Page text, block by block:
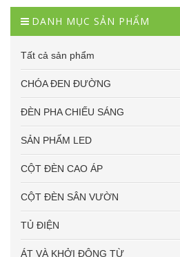
DANH MỤC SẢN PHẨM
Tất cả sản phẩm
CHÓA ĐEN ĐƯỜNG
ĐÈN PHA CHIẾU SÁNG
SẢN PHẨM LED
CỘT ĐÈN CAO ÁP
CỘT ĐÈN SÂN VƯỜN
TỦ ĐIỆN
ÁT VÀ KHỞI ĐỘNG TỪ